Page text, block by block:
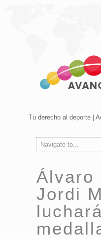
Tu derecho al deporte |
Navigate to...
Álvaro
Jordi